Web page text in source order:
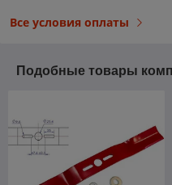
Все условия оплаты
Подобные товары